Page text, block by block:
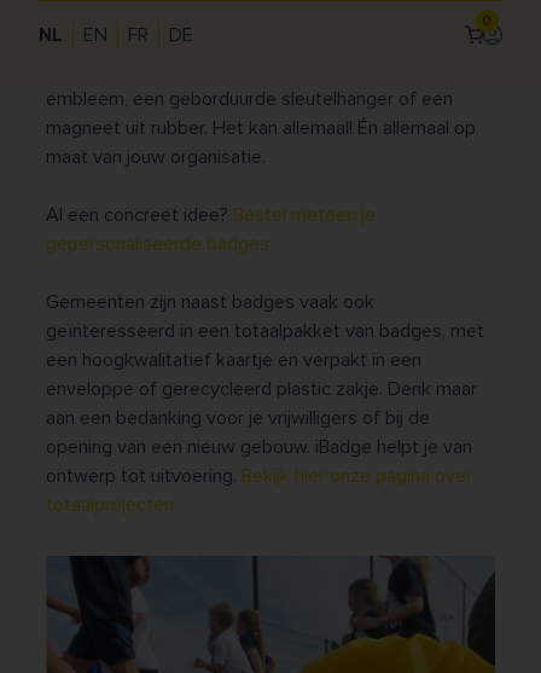
NL EN FR DE
0
embleem, een geborduurde sleutelhanger of een
magneet uit rubber. Het kan allemaal! Én allemaal op
maat van jouw organisatie.
Al een concreet idee? Bestel meteen je
gepersonaliseerde badges.
Gemeenten zijn naast badges vaak ook
geïnteresseerd in een totaalpakket van badges, met
een hoogkwalitatief kaartje en verpakt in een
enveloppe of gerecycleerd plastic zakje. Denk maar
aan een bedanking voor je vrijwilligers of bij de
opening van een nieuw gebouw. iBadge helpt je van
ontwerp tot uitvoering. Bekijk hier onze pagina over
totaalprojecten.